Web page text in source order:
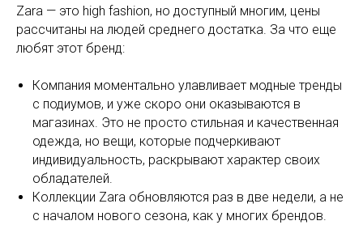
Zara — это high fashion, но доступный многим, цены
рассчитаны на людей среднего достатка. За что еще
любят этот бренд:
Компания моментально улавливает модные тренды
с подиумов, и уже скоро они оказываются в
магазинах. Это не просто стильная и качественная
одежда, но вещи, которые подчеркивают
индивидуальность, раскрывают характер своих
обладателей.
Коллекции Zara обновляются раз в две недели, а не
с началом нового сезона, как у многих брендов.